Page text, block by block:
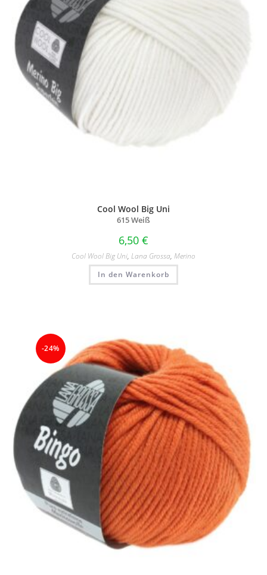
Cool Wool Big Uni
615 Weiß
6,50 €
Cool Wool Big Uni, Lana Grossa, Merino
In den Warenkorb
-24%